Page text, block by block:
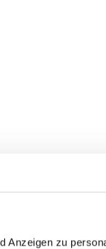
Anzeigen zu